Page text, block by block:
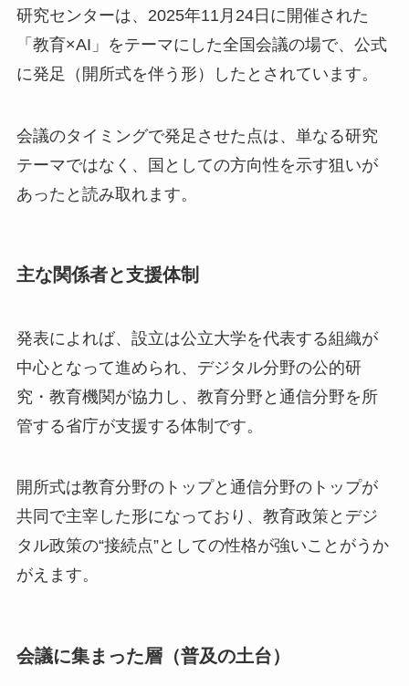
研究センターは、2025年11月24日に開催された
「教育×AI」をテーマにした全国会議の場で、公式
に発足（開所式を伴う形）したとされています。
会議のタイミングで発足させた点は、単なる研究
テーマではなく、国としての方向性を示す狙いが
あったと読み取れます。
主な関係者と支援体制
発表によれば、設立は公立大学を代表する組織が
中心となって進められ、デジタル分野の公的研
究・教育機関が協力し、教育分野と通信分野を所
管する省庁が支援する体制です。
開所式は教育分野のトップと通信分野のトップが
共同で主宰した形になっており、教育政策とデジ
タル政策の“接続点”としての性格が強いことがうか
がえます。
会議に集まった層（普及の土台）